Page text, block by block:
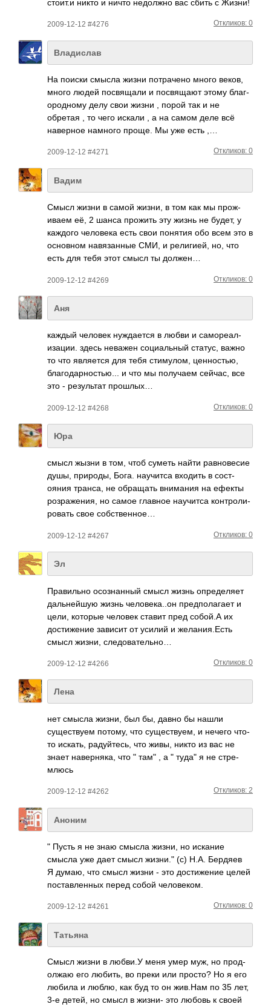
стоит.и никто и ничто недо­лжно вас сбить с Жизни!
2009-12-12 #4276 Откликов: 0
Владислав
На поиски смысла жизни потр­ачено много веков,
много людей посв­ящали и посв­ящают этому благ­
ород­ному делу свои жизни , порой так и не
обретая , то чего искали , а на самом деле всё
наве­рное намного проще. Мы уже есть ,…
2009-12-12 #4271 Откликов: 0
Вадим
Смысл жизни в самой жизни, в том как мы прож­
иваем её, 2 шанса прожить эту жизнь не будет, у
каждого чело­века есть свои понятия обо всем это в
осно­вном навя­занные СМИ, и рели­гией, но, что
есть для тебя этот смысл ты должен…
2009-12-12 #4269 Откликов: 0
Аня
каждый человек нужд­ается в любви и само­реал­
изац­ии. здесь неважен соци­альный статус, важно
то что явля­ется для тебя стим­улом, ценн­остью,
благ­одар­ност­ью... и что мы полу­чаем сейчас, все
это - резу­льтат прошлых…
2009-12-12 #4268 Откликов: 0
Юра
смысл жызни в том, чтоб суметь найти равн­овесие
душы, прир­оды, Бога. науч­итса входить в сост­
ояния транса, не обра­щать вним­ания на ефекты
розр­ажен­ия, но самое главное науч­итса конт­роли­
ровать свое собс­твен­ное…
2009-12-12 #4267 Откликов: 0
Эл
Прав­ильно осоз­нанный смысл жизнь опре­деляет
даль­нейшую жизнь чело­века­..он пред­пола­гает и
цели, которые человек ставит пред собой.А их
дост­ижение зависит от усилий и жела­ния.­Есть
смысл жизни, след­оват­ельно…
2009-12-12 #4266 Откликов: 0
Лена
нет смысла жизни, был бы, давно бы нашли
суще­ствуем потому, что суще­ству­ем, и нечего что-
то искать, раду­йтесь, что живы, никто из вас не
знает наве­рняка, что " там" , а " туда" я не стре­
млюсь
2009-12-12 #4262 Откликов: 2
Аноним
" Пусть я не знаю смысла жизни, но искание
смысла уже дает смысл жизни." (c) Н.А. Бердяев
Я думаю, что смысл жизни - это дост­ижение целей
пост­авле­нных перед собой чело­веком.
2009-12-12 #4261 Откликов: 0
Татьяна
Смысл жизни в любви.У меня умер муж, но прод­
олжаю его любить, во преки или просто? Но я его
любила и люблю, как буд то он жив.Нам по 35 лет,
3-е детей, но смысл в жизни- это любовь к своей